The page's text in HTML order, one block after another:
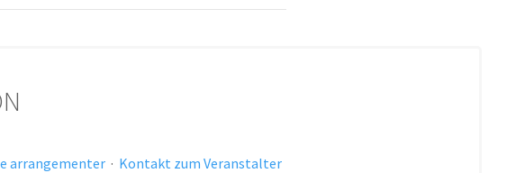
arrangementer· Kontakt zum Veranstalter